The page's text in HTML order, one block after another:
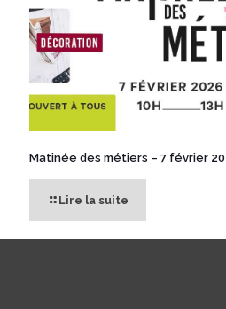
Matinée des métiers – 7 février
Lire la suite